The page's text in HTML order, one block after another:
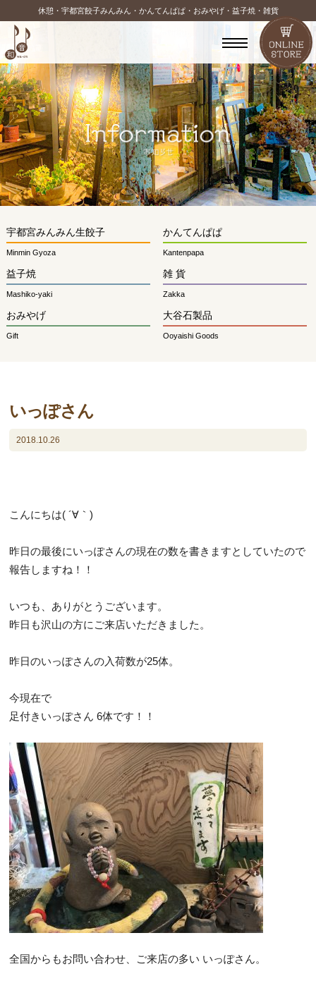
休憩・宇都宮餃子みんみん・かんてんぱぱ・おみやげ・益子焼・雑貨
宇都宮みんみん生餃子
Minmin Gyoza
かんてんぱぱ
Kantenpapa
益子焼
Mashiko-yaki
雑 貨
Zakka
おみやげ
Gift
大谷石製品
Ooyaishi Goods
いっぽさん
2018.10.26
こんにちは( ´∀｀)
昨日の最後にいっぽさんの現在の数を書きますとしていたので
報告しますね！！
いつも、ありがとうございます。
昨日も沢山の方にご来店いただきました。
昨日のいっぽさんの入荷数が25体。
今現在で
足付きいっぽさん 6体です！！
全国からもお問い合わせ、ご来店の多い いっぽさん。